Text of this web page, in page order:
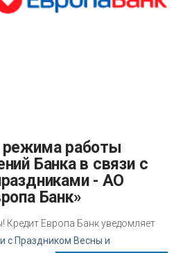
Банка в связи с
- АО
Банк»
Кредит Европа Банк уведомляет
с Праздником Весны и